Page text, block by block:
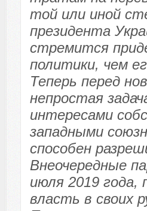
той или иной
президента
стремится
политики, чем
Теперь перед
непростая
интересами
западными
способен
Внеочередные
июля 2019 года,
власть в своих